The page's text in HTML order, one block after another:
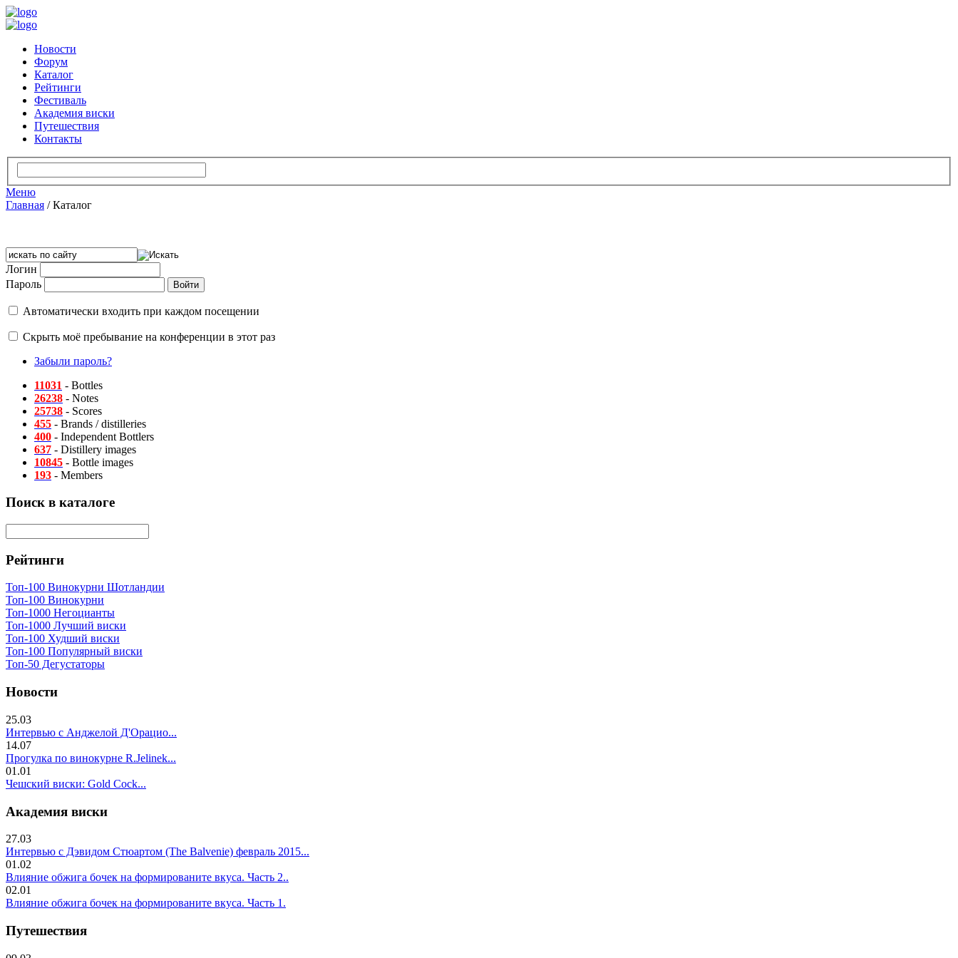
Новости
Форум
Каталог
Рейтинги
Фестиваль
Академия виски
Путешествия
Контакты
Меню
Главная /Каталог
Логин
Пароль
Автоматически входить при каждом посещении
Скрыть моё пребывание на конференции в этот раз
Забыли пароль?
11031 - Bottles
26238 - Notes
25738 - Scores
455 - Brands / distilleries
400 - Independent Bottlers
637 - Distillery images
10845 - Bottle images
193 - Members
Поиск в каталоге
Рейтинги
Топ-100 Винокурни Шотландии
Топ-100 Винокурни
Топ-1000 Негоцианты
Топ-1000 Лучший виски
Топ-100 Худший виски
Топ-100 Популярный виски
Топ-50 Дегустаторы
Новости
25.03
Интервью с Анджелой Д'Орацио...
14.07
Прогулка по винокурне R.Jelinek...
01.01
Чешский виски: Gold Cock...
Академия виски
27.03
Интервью с Дэвидом Стюартом (The Balvenie) февраль 2015...
01.02
Влияние обжига бочек на формированите вкуса. Часть 2..
02.01
Влияние обжига бочек на формированите вкуса. Часть 1.
Путешествия